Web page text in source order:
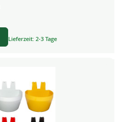
Lieferzeit: 2-3 Tage